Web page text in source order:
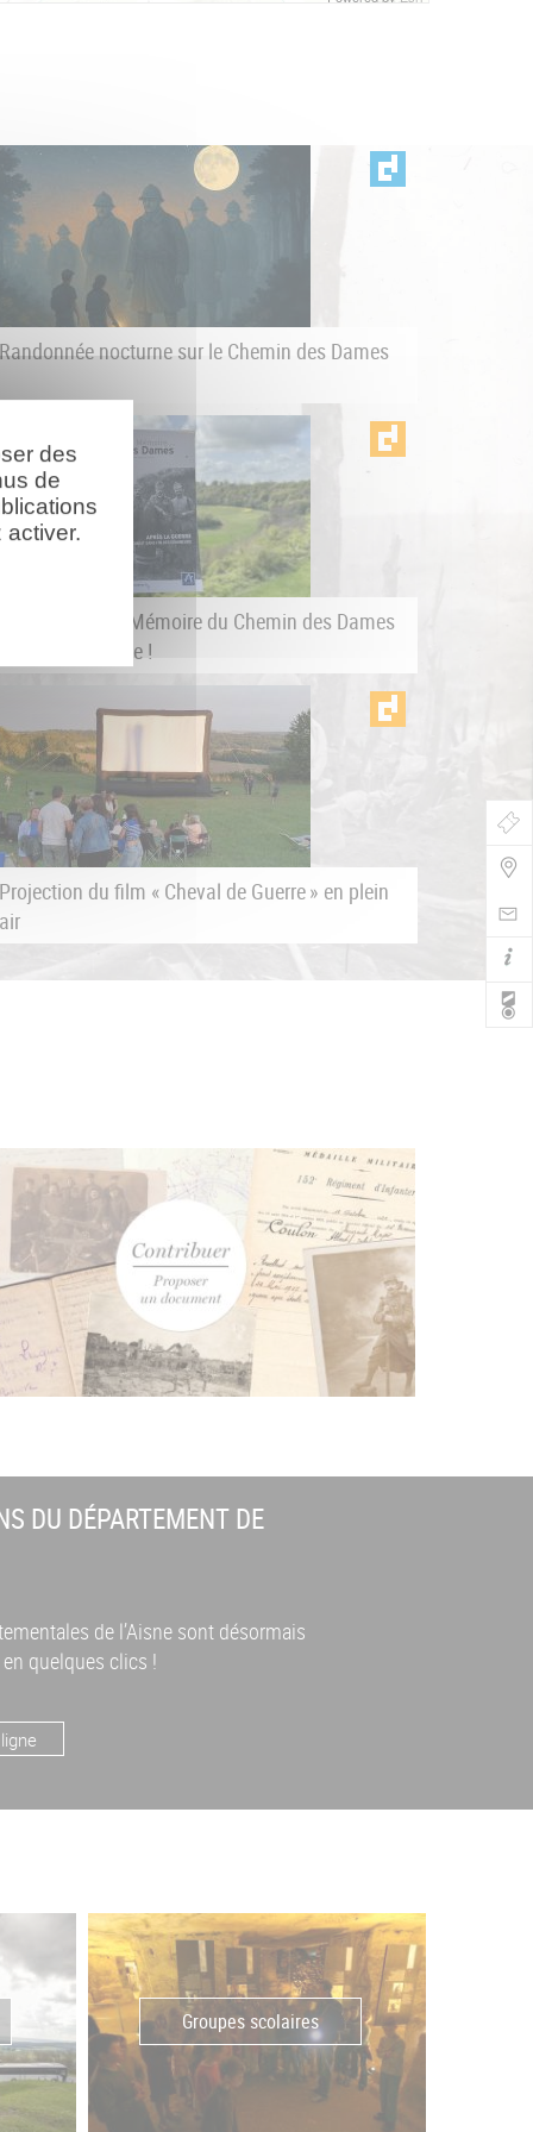
Randonnée nocturne sur le Chemin des Dames
Le Carnet de la Mémoire du Chemin des Dames
#7 est disponible !
Projection du film « Cheval de Guerre » en plein
air
DU DÉPARTEMENT DE
de l’Aisne sont désormais
quelques clics !
Groupes scolaires
de
des
de